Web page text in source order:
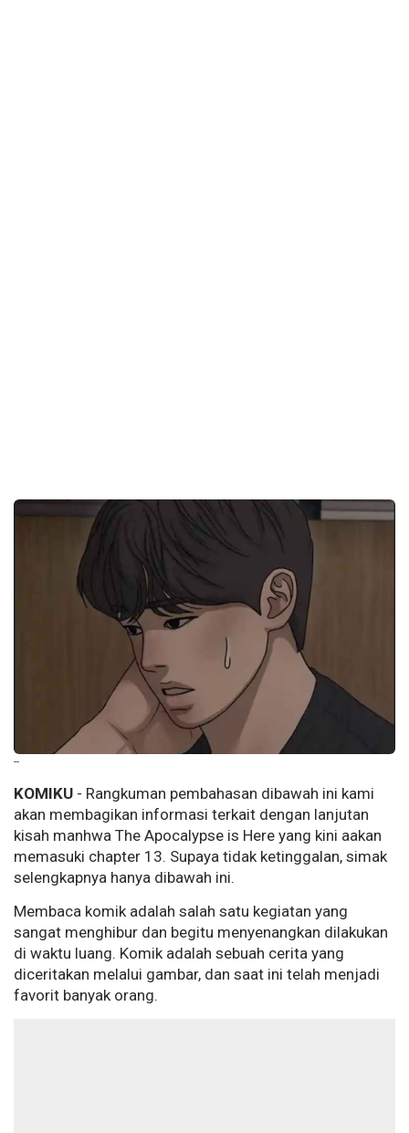
--
KOMIKU - Rangkuman pembahasan dibawah ini kami
akan membagikan informasi terkait dengan lanjutan
kisah manhwa The Apocalypse is Here yang kini aakan
memasuki chapter 13. Supaya tidak ketinggalan, simak
selengkapnya hanya dibawah ini.
Membaca komik adalah salah satu kegiatan yang
sangat menghibur dan begitu menyenangkan dilakukan
di waktu luang. Komik adalah sebuah cerita yang
diceritakan melalui gambar, dan saat ini telah menjadi
favorit banyak orang.